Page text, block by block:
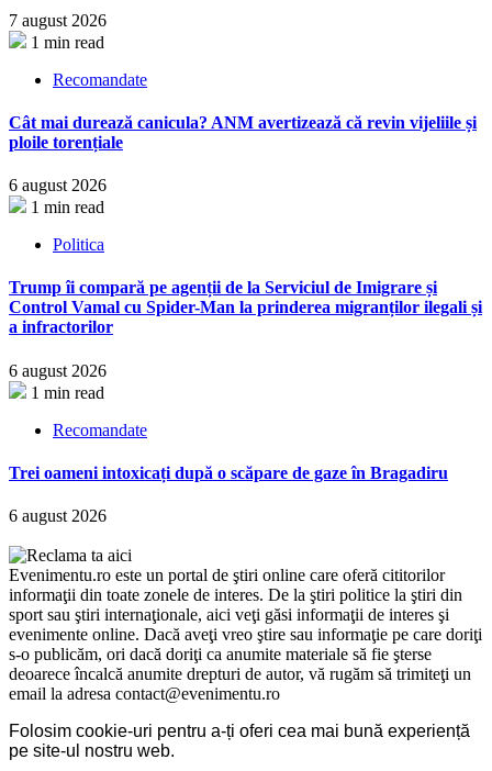
7 august 2026
1 min read
Recomandate
Cât mai durează canicula? ANM avertizează că revin vijeliile și
ploile torențiale
6 august 2026
1 min read
Politica
Trump îi compară pe agenții de la Serviciul de Imigrare și
Control Vamal cu Spider-Man la prinderea migranților ilegali și
a infractorilor
6 august 2026
1 min read
Recomandate
Trei oameni intoxicați după o scăpare de gaze în Bragadiru
6 august 2026
Evenimentu.ro este un portal de ştiri online care oferă cititorilor
informaţii din toate zonele de interes. De la ştiri politice la ştiri din
sport sau ştiri internaţionale, aici veţi găsi informaţii de interes şi
evenimente online. Dacă aveţi vreo ştire sau informaţie pe care doriţi
s-o publicăm, ori dacă doriţi ca anumite materiale să fie şterse
deoarece încalcă anumite drepturi de autor, vă rugăm să trimiteţi un
email la adresa contact@evenimentu.ro
Folosim cookie-uri pentru a-ți oferi cea mai bună experiență
pe site-ul nostru web.